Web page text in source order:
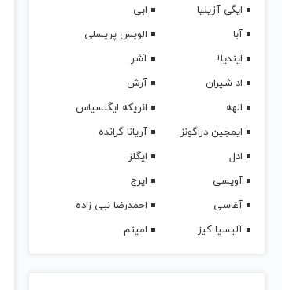
ایگی آزیلیا
ابی
آبا
الویس پریسلی
ایندیلا
آشر
اد شیران
آرش
الهه
انریکه ایگلسیاس
ایمجین دراگونز
آریانا گرانده
ادل
ایگلز
آویسی
ایرج
آغاسی
احمدرضا نبی زاده
آلیسیا کیز
امینم